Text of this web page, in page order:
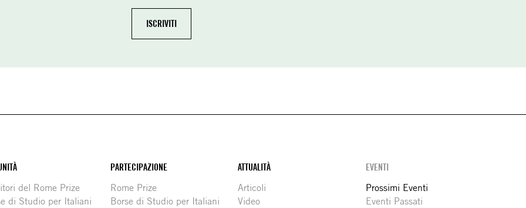
del Rome Prize
di Studio per Italiani
PARTECIPAZIONE
Rome Prize
Borse di Studio per Italiani
ATTUALITÀ
Articoli
Video
EVENTI
Prossimi Eventi
Eventi Passati